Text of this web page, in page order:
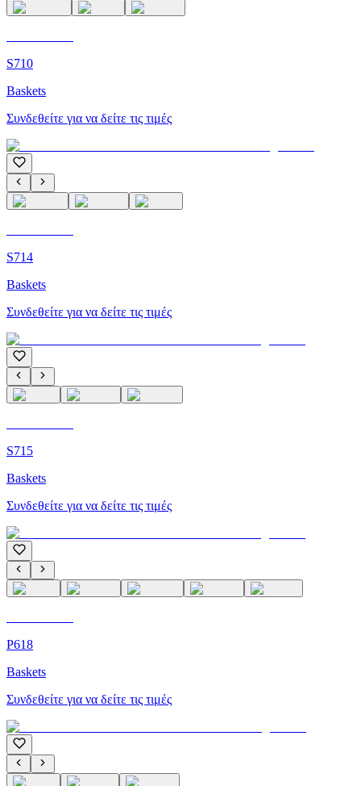
S710
Baskets
Συνδεθείτε για να δείτε τις τιμές
S714
Baskets
Συνδεθείτε για να δείτε τις τιμές
S715
Baskets
Συνδεθείτε για να δείτε τις τιμές
P618
Baskets
Συνδεθείτε για να δείτε τις τιμές